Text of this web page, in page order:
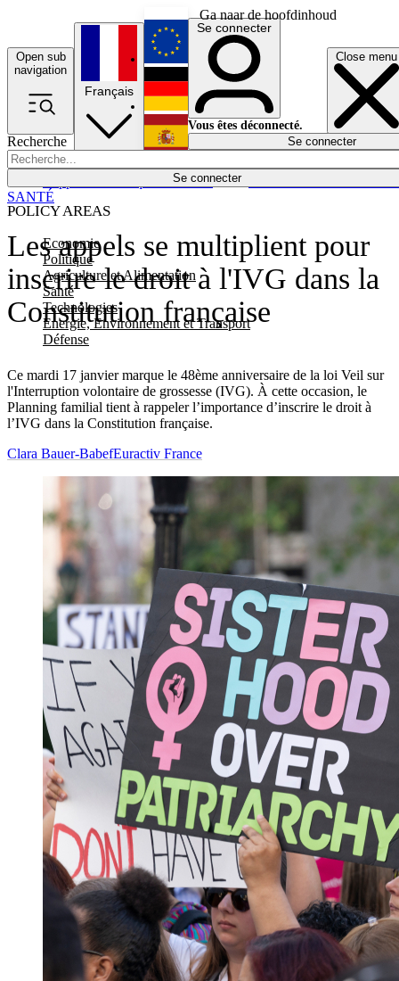
Ga naar de hoofdinhoud
Open sub
navigation
Close menu
Recherche
Se connecter
POLICY AREAS
Economie
Politique
Agriculture et Alimentation
Santé
Technologies
Energie, Environnement et Transport
Défense
Économie
Français
English
Deutsch
Español
Se connecter
Vous êtes déconnecté.
Se connecter
Les appels se multiplient pour
inscrire le droit à l'IVG dans la
Constitution française
Ce mardi 17 janvier marque le 48ème anniversaire de la loi Veil sur
l'Interruption volontaire de grossesse (IVG). À cette occasion, le
Planning familial tient à rappeler l’importance d’inscrire le droit à
l’IVG dans la Constitution française.
SANTÉ
Clara Bauer-BabefEuractiv France